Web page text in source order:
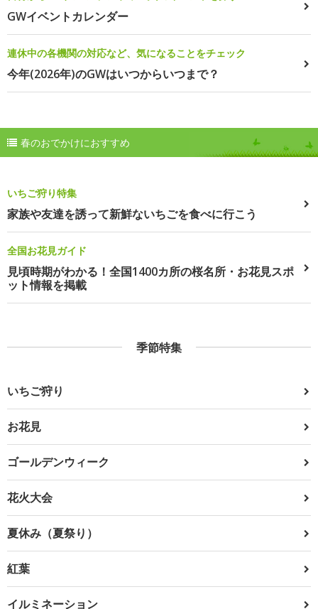
GWイベントカレンダー
連休中の各機関の対応など、気になることをチェック
今年(2026年)のGWはいつからいつまで？
春のおでかけにおすすめ
いちご狩り特集
家族や友達を誘って新鮮ないちごを食べに行こう
全国お花見ガイド
見頃時期がわかる！全国1400カ所の桜名所・お花見スポ
ット情報を掲載
季節特集
いちご狩り
お花見
ゴールデンウィーク
花火大会
夏休み（夏祭り）
紅葉
イルミネーション